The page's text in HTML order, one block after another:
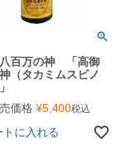
八百万の神 「高御
（タカミムスビノ
価格 ¥5,400税込
トに入れる